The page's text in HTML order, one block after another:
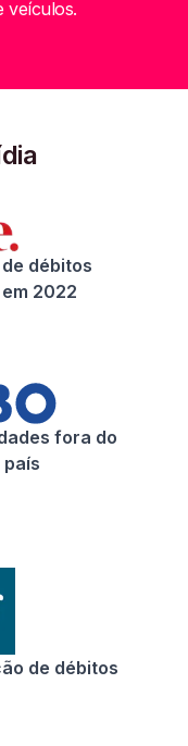
veículos.
débitos
2022
fora do
de débitos